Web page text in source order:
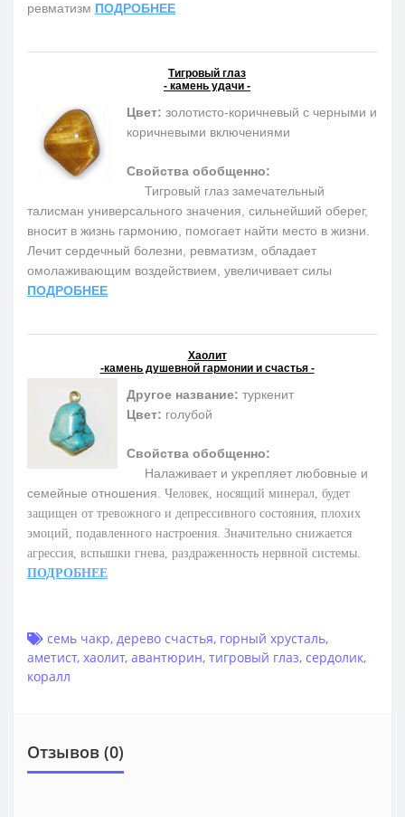
ревматизм ПОДРОБНЕЕ
Тигровый глаз
- камень удачи -
Цвет: золотисто-коричневый с черными и
коричневыми включениями
Свойства обобщенно:
Тигровый глаз замечательный
талисман универсального значения, сильнейший оберег,
вносит в жизнь гармонию, помогает найти место в жизни.
Лечит сердечный болезни, ревматизм, обладает
омолаживающим воздействием, увеличивает силы
ПОДРОБНЕЕ
Хаолит
-камень душевной гармонии и счастья -
Другое название: туркенит
Цвет: голубой
Свойства обобщенно:
Налаживает и укрепляет любовные и
семейные отношения. Человек, носящий минерал, будет
защищен от тревожного и депрессивного состояния, плохих
эмоций, подавленного настроения. Значительно снижается
агрессия, вспышки гнева, раздраженность нервной системы.
ПОДРОБНЕЕ
семь чакр, дерево счастья, горный хрусталь,
аметист, хаолит, авантюрин, тигровый глаз, сердолик,
коралл
Отзывов (0)